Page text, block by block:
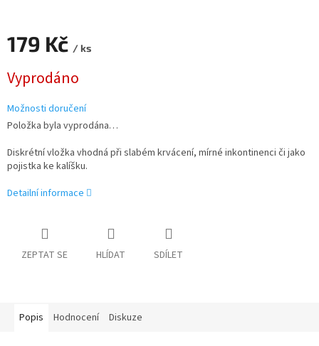
179 Kč / ks
cena:
Vyprodáno
Možnosti doručení
Položka byla vyprodána…
Diskrétní vložka vhodná při slabém krvácení, mírné inkontinenci či jako
pojistka ke kalíšku.
Detailní informace
ZEPTAT SE HLÍDAT SDÍLET
Popis Hodnocení Diskuze